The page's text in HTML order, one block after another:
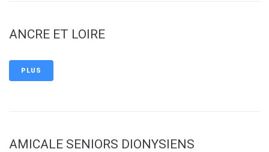
ANCRE ET LOIRE
PLUS
AMICALE SENIORS DIONYSIENS